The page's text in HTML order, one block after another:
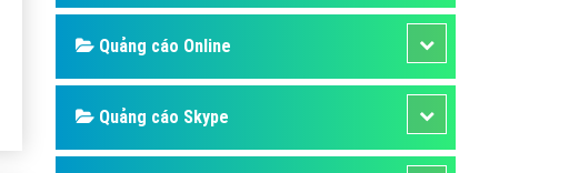
Dịch vụ quảng cáo Tiktok
Dịch vụ quảng cáo Zalo
Quảng cáo Online
Quảng cáo Skype